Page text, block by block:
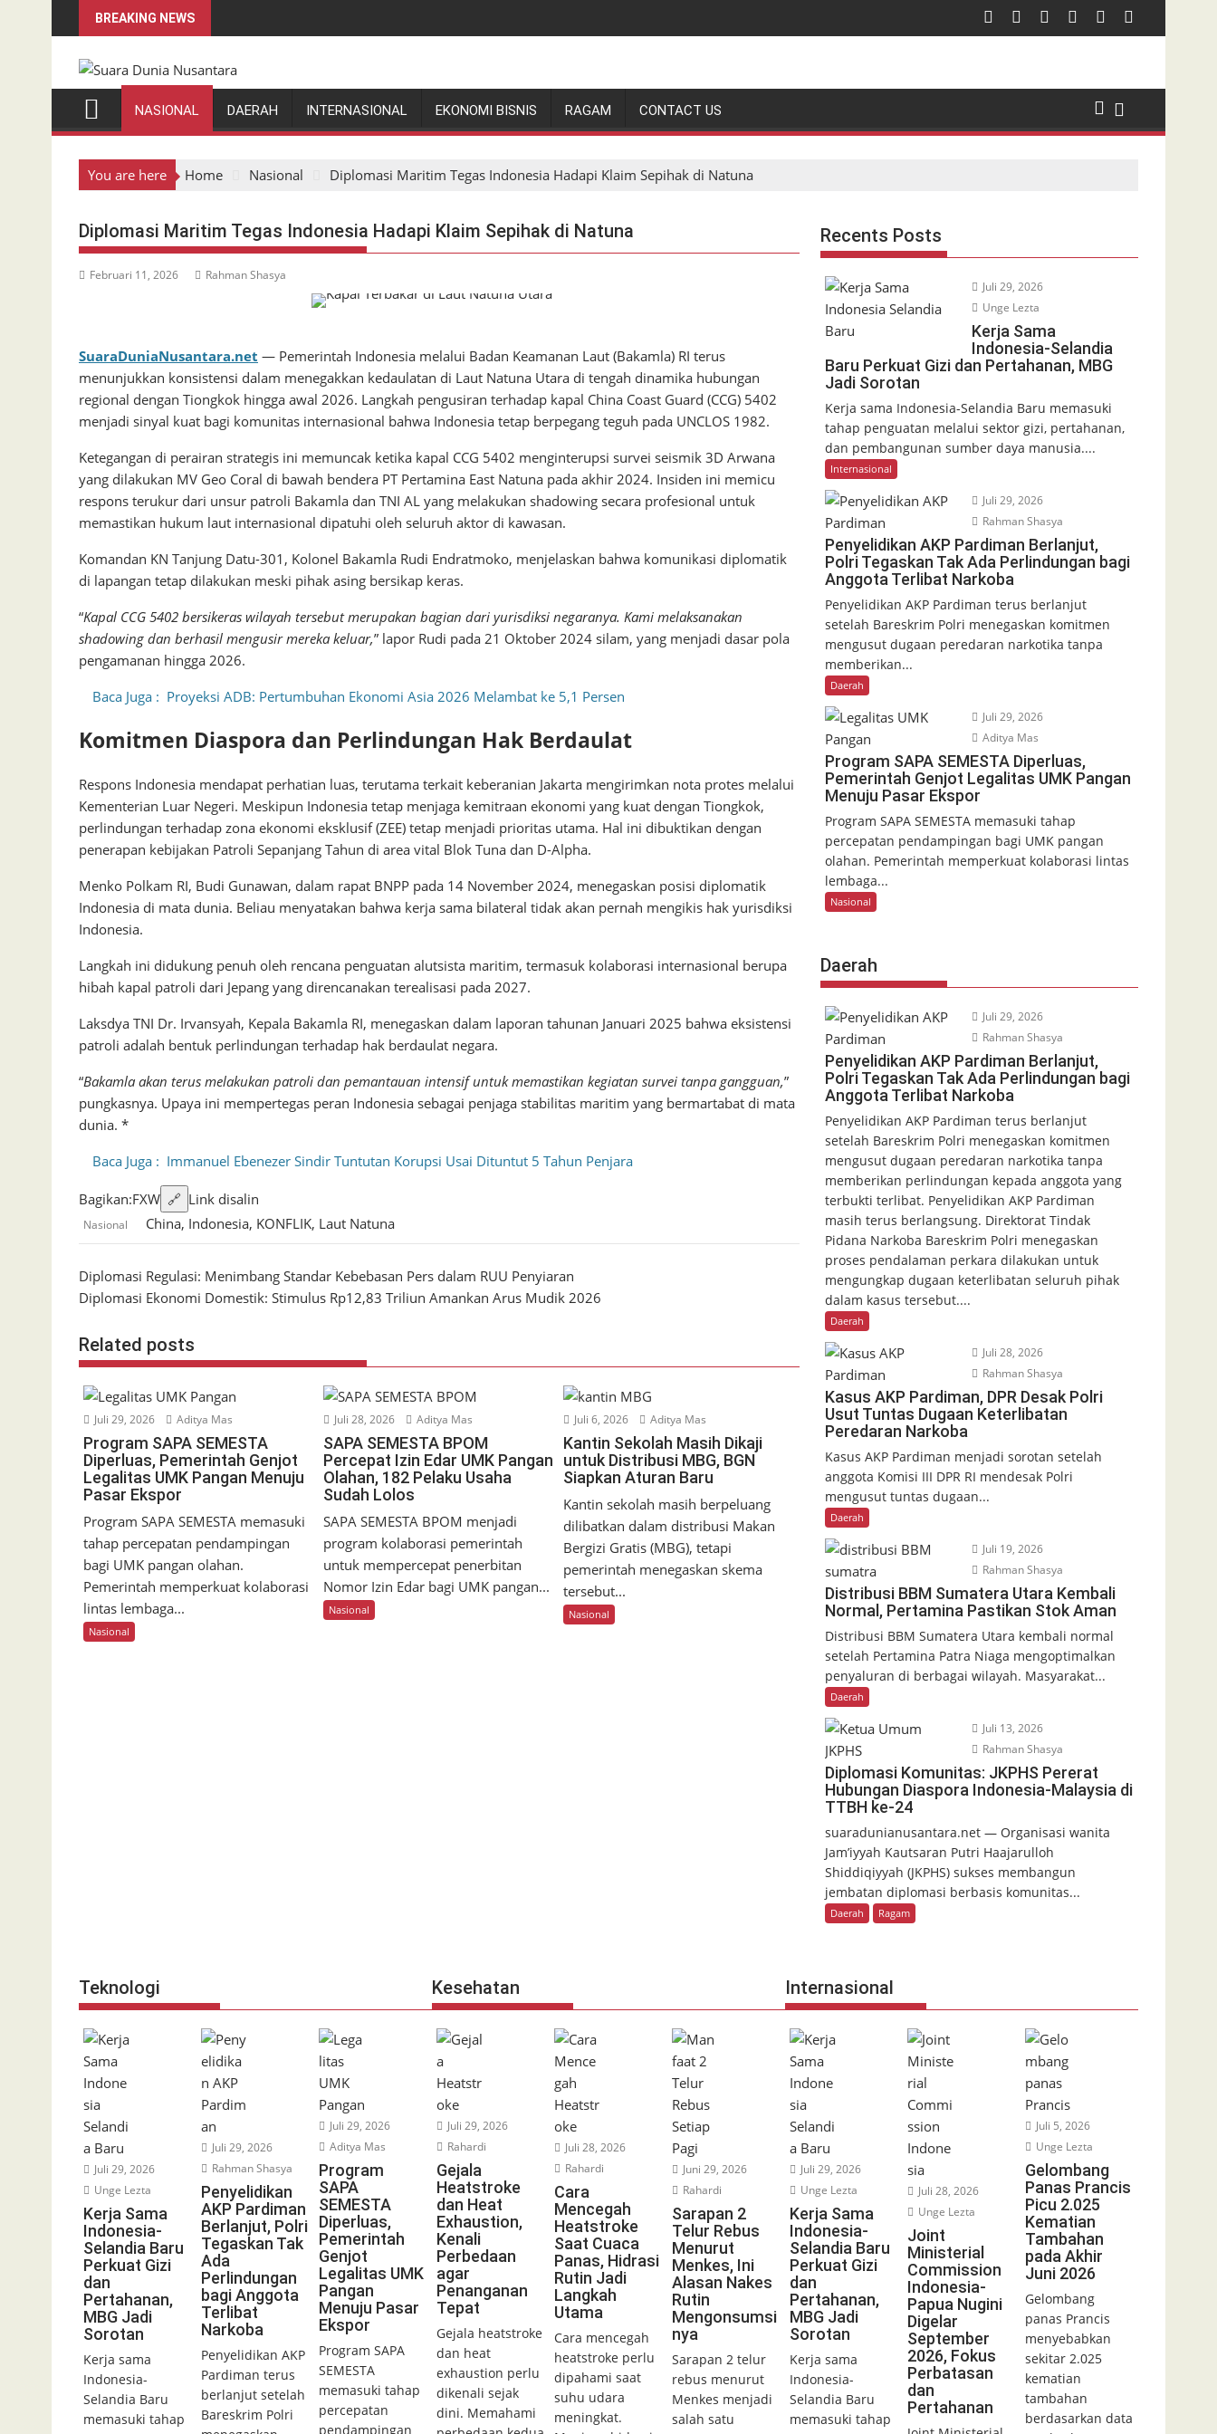
to
BREAKING NEWS
NASIONAL DAERAH INTERNASIONAL EKONOMI BISNIS RAGAM CONTACT US
You are here Home Nasional Diplomasi Maritim Tegas Indonesia Hadapi Klaim Sepihak di Natuna
Diplomasi Maritim Tegas Indonesia Hadapi Klaim Sepihak di Natuna
Februari 11, 2026 Rahman Shasya
SuaraDuniaNusantara.net — Pemerintah Indonesia melalui Badan Keamanan Laut (Bakamla) RI terus
menunjukkan konsistensi dalam menegakkan kedaulatan di Laut Natuna Utara di tengah dinamika hubungan
regional dengan Tiongkok hingga awal 2026. Langkah pengusiran terhadap kapal China Coast Guard (CCG) 5402
menjadi sinyal kuat bagi komunitas internasional bahwa Indonesia tetap berpegang teguh pada UNCLOS 1982.
Ketegangan di perairan strategis ini memuncak ketika kapal CCG 5402 menginterupsi survei seismik 3D Arwana
yang dilakukan MV Geo Coral di bawah bendera PT Pertamina East Natuna pada akhir 2024. Insiden ini memicu
respons terukur dari unsur patroli Bakamla dan TNI AL yang melakukan shadowing secara profesional untuk
memastikan hukum laut internasional dipatuhi oleh seluruh aktor di kawasan.
Komandan KN Tanjung Datu-301, Kolonel Bakamla Rudi Endratmoko, menjelaskan bahwa komunikasi diplomatik
di lapangan tetap dilakukan meski pihak asing bersikap keras.
“Kapal CCG 5402 bersikeras wilayah tersebut merupakan bagian dari yurisdiksi negaranya. Kami melaksanakan
shadowing dan berhasil mengusir mereka keluar,” lapor Rudi pada 21 Oktober 2024 silam, yang menjadi dasar pola
pengamanan hingga 2026.
Baca Juga : Proyeksi ADB: Pertumbuhan Ekonomi Asia 2026 Melambat ke 5,1 Persen
Komitmen Diaspora dan Perlindungan Hak Berdaulat
Respons Indonesia mendapat perhatian luas, terutama terkait keberanian Jakarta mengirimkan nota protes melalui
Kementerian Luar Negeri. Meskipun Indonesia tetap menjaga kemitraan ekonomi yang kuat dengan Tiongkok,
perlindungan terhadap zona ekonomi eksklusif (ZEE) tetap menjadi prioritas utama. Hal ini dibuktikan dengan
penerapan kebijakan Patroli Sepanjang Tahun di area vital Blok Tuna dan D-Alpha.
Menko Polkam RI, Budi Gunawan, dalam rapat BNPP pada 14 November 2024, menegaskan posisi diplomatik
Indonesia di mata dunia. Beliau menyatakan bahwa kerja sama bilateral tidak akan pernah mengikis hak yurisdiksi
Indonesia.
Langkah ini didukung penuh oleh rencana penguatan alutsista maritim, termasuk kolaborasi internasional berupa
hibah kapal patroli dari Jepang yang direncanakan terealisasi pada 2027.
Laksdya TNI Dr. Irvansyah, Kepala Bakamla RI, menegaskan dalam laporan tahunan Januari 2025 bahwa eksistensi
patroli adalah bentuk perlindungan terhadap hak berdaulat negara.
“Bakamla akan terus melakukan patroli dan pemantauan intensif untuk memastikan kegiatan survei tanpa gangguan,”
pungkasnya. Upaya ini mempertegas peran Indonesia sebagai penjaga stabilitas maritim yang bermartabat di mata
dunia. *
Baca Juga : Immanuel Ebenezer Sindir Tuntutan Korupsi Usai Dituntut 5 Tahun Penjara
Bagikan:FXW 🔗 Link disalin
Nasional China, Indonesia, KONFLIK, Laut Natuna
Navigasi
pos
Diplomasi Regulasi: Menimbang Standar Kebebasan Pers dalam RUU Penyiaran
Diplomasi Ekonomi Domestik: Stimulus Rp12,83 Triliun Amankan Arus Mudik 2026
Related posts
Juli 29, 2026 Aditya Mas
Program SAPA SEMESTA
Diperluas, Pemerintah Genjot
Legalitas UMK Pangan Menuju
Pasar Ekspor
Program SAPA SEMESTA memasuki
tahap percepatan pendampingan
bagi UMK pangan olahan.
Pemerintah memperkuat kolaborasi
lintas lembaga...
Nasional
Juli 28, 2026 Aditya Mas
SAPA SEMESTA BPOM
Percepat Izin Edar UMK Pangan
Olahan, 182 Pelaku Usaha
Sudah Lolos
SAPA SEMESTA BPOM menjadi
program kolaborasi pemerintah
untuk mempercepat penerbitan
Nomor Izin Edar bagi UMK pangan...
Nasional
Juli 6, 2026 Aditya Mas
Kantin Sekolah Masih Dikaji
untuk Distribusi MBG, BGN
Siapkan Aturan Baru
Kantin sekolah masih berpeluang
dilibatkan dalam distribusi Makan
Bergizi Gratis (MBG), tetapi
pemerintah menegaskan skema
tersebut...
Nasional
Recents Posts
Juli 29, 2026
Unge Lezta
Kerja Sama
Indonesia-Selandia
Baru Perkuat Gizi dan Pertahanan, MBG
Jadi Sorotan
Kerja sama Indonesia-Selandia Baru memasuki
tahap penguatan melalui sektor gizi, pertahanan,
dan pembangunan sumber daya manusia....
Internasional
Juli 29, 2026
Rahman Shasya
Penyelidikan AKP Pardiman Berlanjut,
Polri Tegaskan Tak Ada Perlindungan bagi
Anggota Terlibat Narkoba
Penyelidikan AKP Pardiman terus berlanjut
setelah Bareskrim Polri menegaskan komitmen
mengusut dugaan peredaran narkotika tanpa
memberikan...
Daerah
Juli 29, 2026
Aditya Mas
Program SAPA SEMESTA Diperluas,
Pemerintah Genjot Legalitas UMK Pangan
Menuju Pasar Ekspor
Program SAPA SEMESTA memasuki tahap
percepatan pendampingan bagi UMK pangan
olahan. Pemerintah memperkuat kolaborasi lintas
lembaga...
Nasional
Daerah
Juli 29, 2026
Rahman Shasya
Penyelidikan AKP Pardiman Berlanjut,
Polri Tegaskan Tak Ada Perlindungan bagi
Anggota Terlibat Narkoba
Penyelidikan AKP Pardiman terus berlanjut
setelah Bareskrim Polri menegaskan komitmen
mengusut dugaan peredaran narkotika tanpa
memberikan perlindungan kepada anggota yang
terbukti terlibat. Penyelidikan AKP Pardiman
masih terus berlangsung. Direktorat Tindak
Pidana Narkoba Bareskrim Polri menegaskan
proses pendalaman perkara dilakukan untuk
mengungkap dugaan keterlibatan seluruh pihak
dalam kasus tersebut....
Daerah
Juli 28, 2026
Rahman Shasya
Kasus AKP Pardiman, DPR Desak Polri
Usut Tuntas Dugaan Keterlibatan
Peredaran Narkoba
Kasus AKP Pardiman menjadi sorotan setelah
anggota Komisi III DPR RI mendesak Polri
mengusut tuntas dugaan...
Daerah
Juli 19, 2026
Rahman Shasya
Distribusi BBM Sumatera Utara Kembali
Normal, Pertamina Pastikan Stok Aman
Distribusi BBM Sumatera Utara kembali normal
setelah Pertamina Patra Niaga mengoptimalkan
penyaluran di berbagai wilayah. Masyarakat...
Daerah
Juli 13, 2026
Rahman Shasya
Diplomasi Komunitas: JKPHS Pererat
Hubungan Diaspora Indonesia-Malaysia di
TTBH ke-24
suaradunianusantara.net — Organisasi wanita
Jam’iyyah Kautsaran Putri Haajarulloh
Shiddiqiyyah (JKPHS) sukses membangun
jembatan diplomasi berbasis komunitas...
Daerah Ragam
Teknologi
Juli 29, 2026
Unge Lezta
Kerja Sama
Indonesia-
Selandia Baru
Perkuat Gizi
dan
Pertahanan,
MBG Jadi
Sorotan
Kerja sama
Indonesia-
Selandia Baru
memasuki tahap
Juli 29, 2026
Rahman Shasya
Penyelidikan
AKP Pardiman
Berlanjut, Polri
Tegaskan Tak
Ada
Perlindungan
bagi Anggota
Terlibat
Narkoba
Penyelidikan AKP
Pardiman terus
berlanjut setelah
Bareskrim Polri
Juli 29, 2026
Aditya Mas
Program
SAPA
SEMESTA
Diperluas,
Pemerintah
Genjot
Legalitas UMK
Pangan
Menuju Pasar
Ekspor
Program SAPA
SEMESTA
memasuki tahap
percepatan
pendampingan
Kesehatan
Juli 29, 2026
Rahardi
Gejala
Heatstroke
dan Heat
Exhaustion,
Kenali
Perbedaan
agar
Penanganan
Tepat
Gejala heatstroke
dan heat
exhaustion perlu
dikenali sejak
dini. Memahami
Juli 28, 2026
Rahardi
Cara
Mencegah
Heatstroke
Saat Cuaca
Panas, Hidrasi
Rutin Jadi
Langkah
Utama
Cara mencegah
heatstroke perlu
dipahami saat
suhu udara
meningkat.
Juni 29, 2026
Rahardi
Sarapan 2
Telur Rebus
Menurut
Menkes, Ini
Alasan Nakes
Rutin
Mengonsumsi
nya
Sarapan 2 telur
rebus menurut
Menkes menjadi
salah satu
Internasional
Juli 29, 2026
Unge Lezta
Kerja Sama
Indonesia-
Selandia Baru
Perkuat Gizi
dan
Pertahanan,
MBG Jadi
Sorotan
Kerja sama
Indonesia-
Selandia Baru
memasuki tahap
Juli 28, 2026
Unge Lezta
Joint
Ministerial
Commission
Indonesia-
Papua Nugini
Digelar
September
2026, Fokus
Perbatasan
dan
Pertahanan
Juli 5, 2026
Unge Lezta
Gelombang
Panas Prancis
Picu 2.025
Kematian
Tambahan
pada Akhir
Juni 2026
Gelombang
panas Prancis
menyebabkan
sekitar 2.025
kematian
tambahan
berdasarkan data